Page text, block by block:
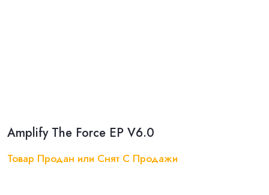
Amplify The Force EP V6.0
Товар Продан или Снят С Продажи